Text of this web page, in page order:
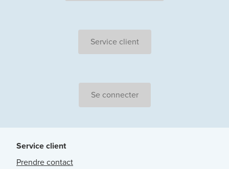
Service client
Se connecter
Service client
Prendre contact